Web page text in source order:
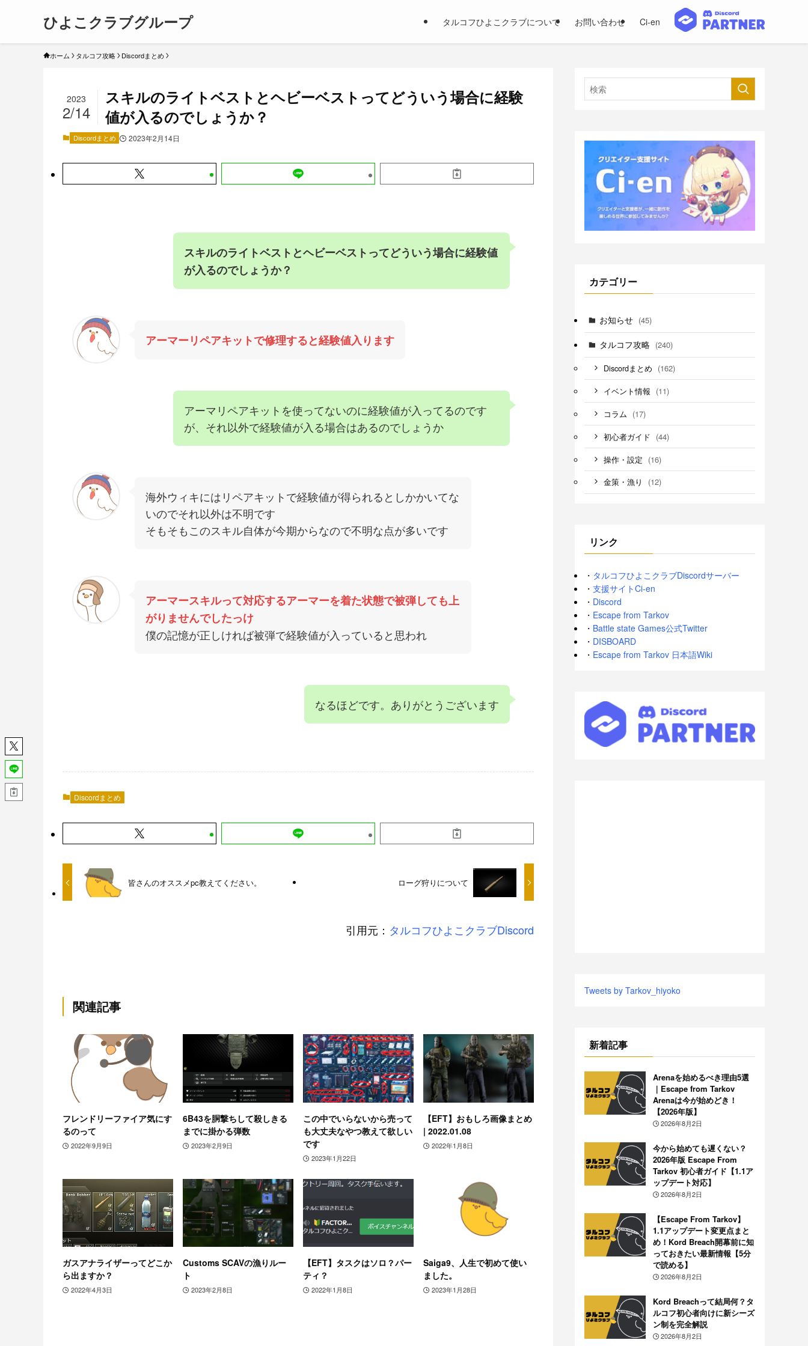
ひよこクラブグループ タルコフひよこクラブについて お問い合わせ Ci-en
ホーム タルコフ攻略 Discordまとめ
スキルのライトベストとヘビーベストってどういう場合に経験
値が入るのでしょうか？
2023
2/14
Discordまとめ 2023年2月14日
スキルのライトベストとヘビーベストってどういう場合に経験値
が入るのでしょうか？
アーマーリペアキットで修理すると経験値入ります
アーマリペアキットを使ってないのに経験値が入ってるのです
が、それ以外で経験値が入る場合はあるのでしょうか
海外ウィキにはリペアキットで経験値が得られるとしかかいてな
いのでそれ以外は不明です
そもそもこのスキル自体が今期からなので不明な点が多いです
アーマースキルって対応するアーマーを着た状態で被弾しても上
がりませんでしたっけ
僕の記憶が正しければ被弾で経験値が入っていると思われ
なるほどです。ありがとうございます
Discordまとめ
皆さんのオススメpc教えてください。 ローグ狩りについて
引用元： タルコフひよこクラブDiscord
関連記事
フレンドリーファイア気にす
るのって
2022年9月9日
6B43を胴撃ちして殺しきる
までに掛かる弾数
2023年2月9日
この中でいらないから売って
も大丈夫なやつ教えて欲しい
です
2023年1月22日
【EFT】おもしろ画像まとめ
| 2022.01.08
2022年1月8日
ガスアナライザーってどこか
ら出ますか？
2022年4月3日
Customs SCAVの漁りルー
ト
2023年2月8日
【EFT】タスクはソロ？パー
ティ？
2022年1月8日
Saiga9、人生で初めて使い
ました。
2023年1月28日
カテゴリー
お知らせ (45)
タルコフ攻略 (240)
Discordまとめ (162)
イベント情報 (11)
コラム (17)
初心者ガイド (44)
操作・設定 (16)
金策・漁り (12)
リンク
・ タルコフひよこクラブDiscordサーバー
・ 支援サイトCi-en
・ Discord
・ Escape from Tarkov
・ Battle state Games公式Twitter
・ DISBOARD
・ Escape from Tarkov 日本語Wiki
Tweets by Tarkov_hiyoko
新着記事
Arenaを始めるべき理由5選
｜Escape from Tarkov
Arenaは今が始めどき！
【2026年版】
2026年8月2日
今から始めても遅くない？
2026年版 Escape From
Tarkov 初心者ガイド【1.1ア
ップデート対応】
2026年8月2日
【Escape From Tarkov】
1.1アップデート変更点まと
め！Kord Breach開幕前に知
っておきたい最新情報【5分
で読める】
2026年8月2日
Kord Breachって結局何？タ
ルコフ初心者向けに新シーズ
ン制を完全解説
2026年8月2日